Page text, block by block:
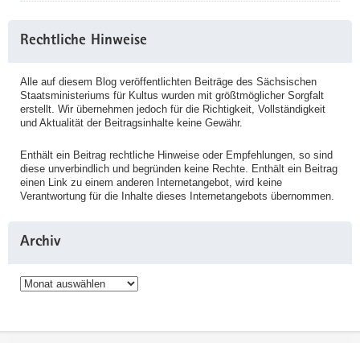
Rechtliche Hinweise
Alle auf diesem Blog veröffentlichten Beiträge des Sächsischen
Staatsministeriums für Kultus wurden mit größtmöglicher Sorgfalt
erstellt. Wir übernehmen jedoch für die Richtigkeit, Vollständigkeit
und Aktualität der Beitragsinhalte keine Gewähr.
Enthält ein Beitrag rechtliche Hinweise oder Empfehlungen, so sind
diese unverbindlich und begründen keine Rechte. Enthält ein Beitrag
einen Link zu einem anderen Internetangebot, wird keine
Verantwortung für die Inhalte dieses Internetangebots übernommen.
Archiv
Archiv